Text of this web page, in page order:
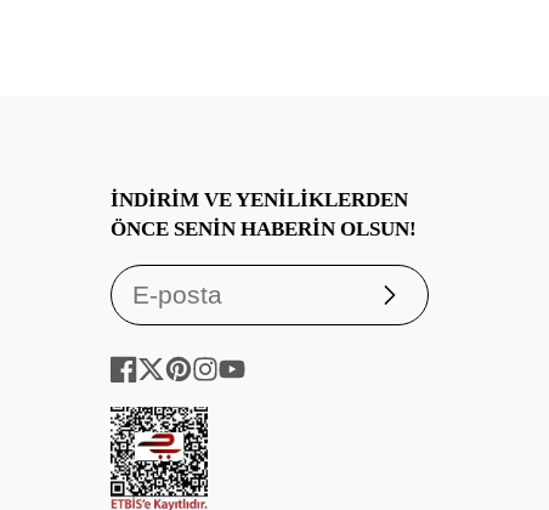
İNDIRIM VE YENILIKLERDEN
ÖNCE SENIN HABERIN OLSUN!
Abone